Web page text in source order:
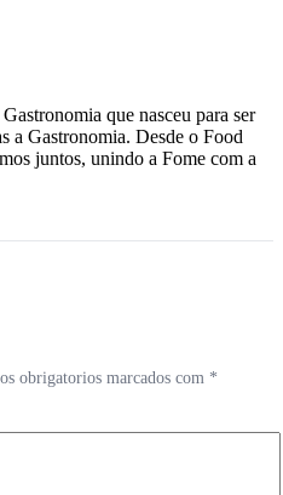
que nasceu para ser
a Gastronomia. Desde o Food
juntos, unindo a Fome com a
obrigatorios marcados com *